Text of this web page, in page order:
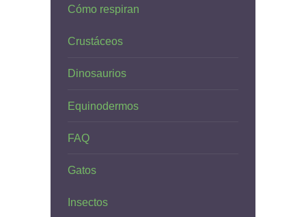
Cómo respiran
Crustáceos
Dinosaurios
Equinodermos
FAQ
Gatos
Insectos